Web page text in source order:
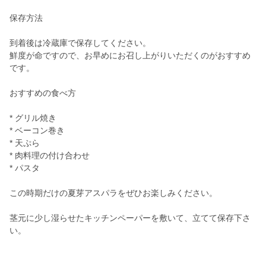
保存方法
到着後は冷蔵庫で保存してください。
鮮度が命ですので、お早めにお召し上がりいただくのがおすすめ
です。
おすすめの食べ方
* グリル焼き
* ベーコン巻き
* 天ぷら
* 肉料理の付け合わせ
* パスタ
この時期だけの夏芽アスパラをぜひお楽しみください。
茎元に少し湿らせたキッチンペーパーを敷いて、立てて保存下さ